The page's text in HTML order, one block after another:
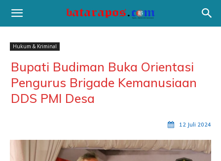
Hukum & Kriminal
Bupati Budiman Buka Orientasi
Pengurus Brigade Kemanusiaan
DDS PMI Desa
12 Juli 2024